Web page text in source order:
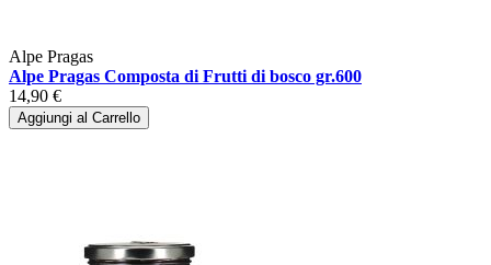
Alpe Pragas
Alpe Pragas Composta di Frutti di bosco gr.600
14,90 €
Aggiungi al Carrello